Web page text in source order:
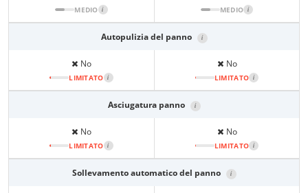
MEDIO i MEDIO i
Autopulizia del panno i
No
LIMITATO i
No
LIMITATO i
Asciugatura panno i
No
LIMITATO i
No
LIMITATO i
Sollevamento automatico del panno i